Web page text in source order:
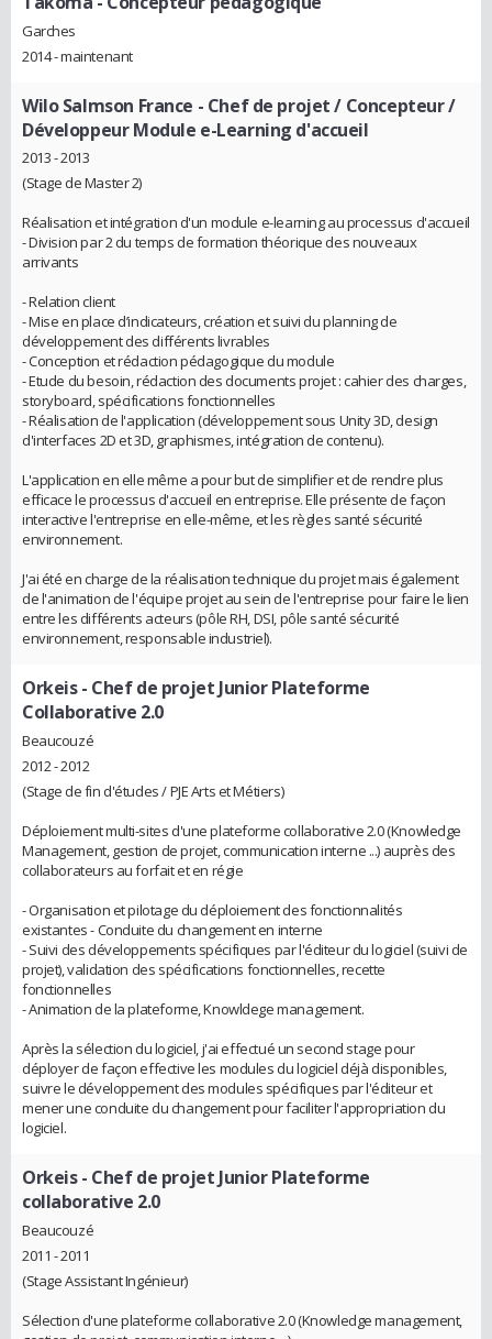
Garches
2014 - maintenant
Wilo Salmson France - Chef de projet / Concepteur /
Développeur Module e-Learning d'accueil
2013 - 2013
(Stage de Master 2)
Réalisation et intégration d'un module e-learning au processus d'accueil
- Division par 2 du temps de formation théorique des nouveaux
arrivants
- Relation client
- Mise en place d’indicateurs, création et suivi du planning de
développement des différents livrables
- Conception et rédaction pédagogique du module
- Etude du besoin, rédaction des documents projet : cahier des charges,
storyboard, spécifications fonctionnelles
- Réalisation de l'application (développement sous Unity 3D, design
d'interfaces 2D et 3D, graphismes, intégration de contenu).
L'application en elle même a pour but de simplifier et de rendre plus
efficace le processus d'accueil en entreprise. Elle présente de façon
interactive l'entreprise en elle-même, et les règles santé sécurité
environnement.
J'ai été en charge de la réalisation technique du projet mais également
de l'animation de l'équipe projet au sein de l'entreprise pour faire le lien
entre les différents acteurs (pôle RH, DSI, pôle santé sécurité
environnement, responsable industriel).
Orkeis- Chef de projet Junior Plateforme
Collaborative 2.0
Beaucouzé
2012 - 2012
(Stage de fin d'études / PJE Arts et Métiers)
Déploiement multi-sites d'une plateforme collaborative 2.0 (Knowledge
Management, gestion de projet, communication interne ...) auprès des
collaborateurs au forfait et en régie
- Organisation et pilotage du déploiement des fonctionnalités
existantes - Conduite du changement en interne
- Suivi des développements spécifiques par l'éditeur du logiciel (suivi de
projet), validation des spécifications fonctionnelles, recette
fonctionnelles
- Animation de la plateforme, Knowldege management.
Après la sélection du logiciel, j'ai effectué un second stage pour
déployer de façon effective les modules du logiciel déjà disponibles,
suivre le développement des modules spécifiques par l'éditeur et
mener une conduite du changement pour faciliter l'appropriation du
logiciel.
Orkeis- Chef de projet Junior Plateforme
collaborative 2.0
Beaucouzé
2011 - 2011
(Stage Assistant Ingénieur)
Sélection d'une plateforme collaborative 2.0 (Knowledge management,